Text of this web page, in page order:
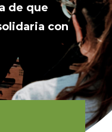
de que
con